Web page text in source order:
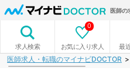
医師の
求人検索 お気に入り求人
0
最
医師求人・転職のマイナビDOCTOR